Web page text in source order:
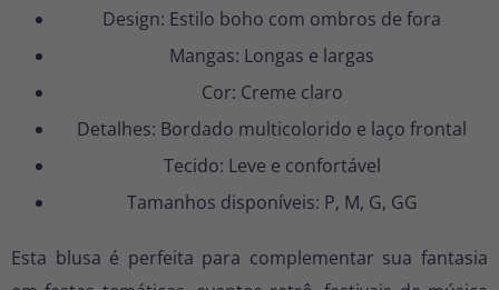
Design: Estilo boho com ombros de fora
Mangas: Longas e largas
Cor: Creme claro
Detalhes: Bordado multicolorido e laço frontal
Tecido: Leve e confortável
Tamanhos disponíveis: P, M, G, GG
Esta blusa é perfeita para complementar sua fantasia